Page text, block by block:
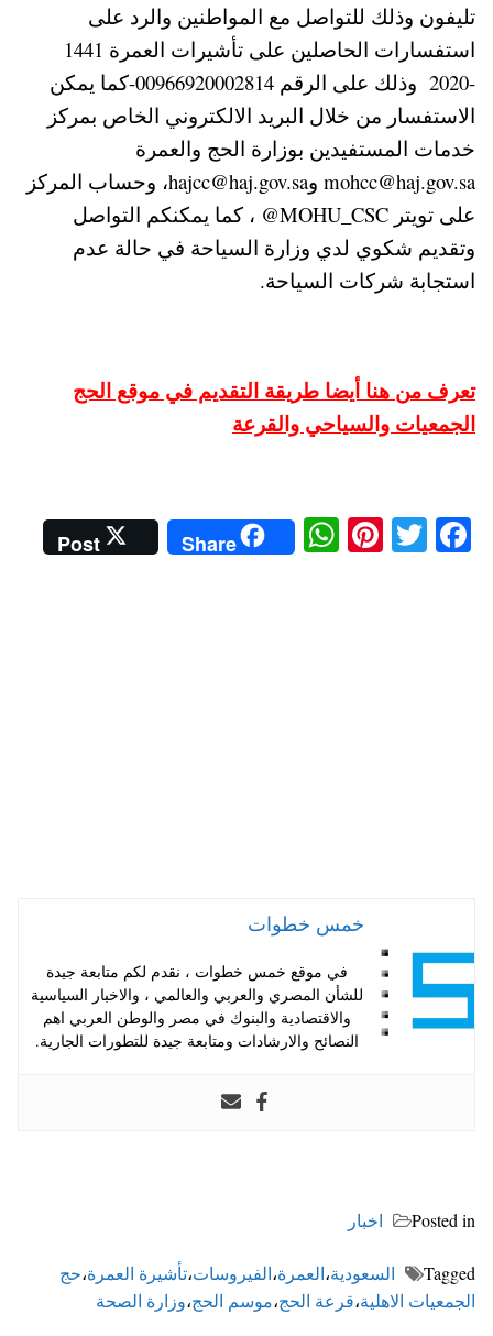
تليفون وذلك للتواصل مع المواطنين والرد على
استفسارات الحاصلين على تأشيرات العمرة 1441
-2020 وذلك على الرقم 00966920002814-كما يمكن
الاستفسار من خلال البريد الالكتروني الخاص بمركز
خدمات المستفيدين بوزارة الحج والعمرة
mohcc@haj.gov.sa وhajcc@haj.gov.sa، وحساب المركز
على تويتر MOHU_CSC@ ، كما يمكنكم التواصل
وتقديم شكوي لدي وزارة السياحة في حالة عدم
استجابة شركات السياحة.
تعرف من هنا أيضا طريقة التقديم في موقع الحج
الجمعيات والسياحي والقرعة
Fa
T
Pi
W
ha
Share
Post
خمس خطوات
في موقع خمس خطوات ، نقدم لكم متابعة جيدة
للشأن المصري والعربي والعالمي ، والاخبار السياسية
والاقتصادية والبنوك في مصر والوطن العربي اهم
النصائح والارشادات ومتابعة جيدة للتطورات الجارية.
Posted in اخبار
Tagged السعودية،العمرة،الفيروسات،تأشيرة العمرة،حج
الجمعيات الاهلية،قرعة الحج،موسم الحج،وزارة الصحة